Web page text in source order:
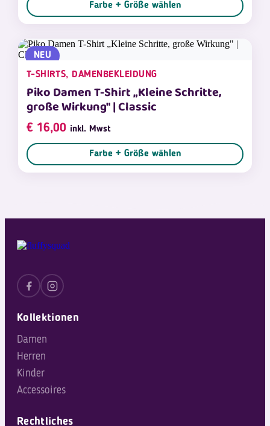
Farbe + Größe wählen
NEU
T-SHIRTS, DAMENBEKLEIDUNG
Piko Damen T-Shirt „Kleine Schritte,
große Wirkung" | Classic
€16,00 inkl. Mwst
Farbe + Größe wählen
Kollektionen
Damen
Herren
Kinder
Accessoires
Rechtliches